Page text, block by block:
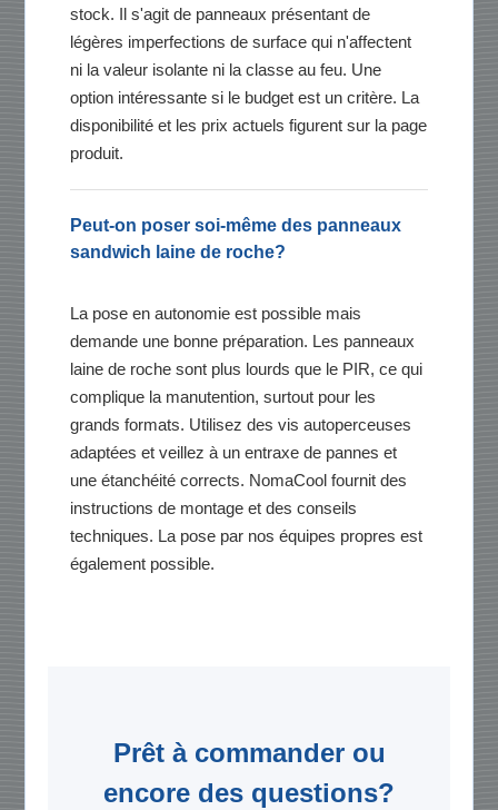
stock. Il s'agit de panneaux présentant de
légères imperfections de surface qui n'affectent
ni la valeur isolante ni la classe au feu. Une
option intéressante si le budget est un critère. La
disponibilité et les prix actuels figurent sur la page
produit.
Peut-on poser soi-même des panneaux
sandwich laine de roche?
La pose en autonomie est possible mais
demande une bonne préparation. Les panneaux
laine de roche sont plus lourds que le PIR, ce qui
complique la manutention, surtout pour les
grands formats. Utilisez des vis autoperceuses
adaptées et veillez à un entraxe de pannes et
une étanchéité corrects. NomaCool fournit des
instructions de montage et des conseils
techniques. La pose par nos équipes propres est
également possible.
Prêt à commander ou
encore des questions?